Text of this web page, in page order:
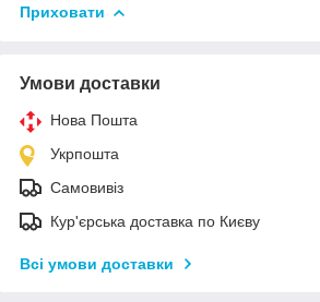
Приховати
Умови доставки
Нова Пошта
Укрпошта
Самовивіз
Кур'єрська доставка по Києву
Всі умови доставки